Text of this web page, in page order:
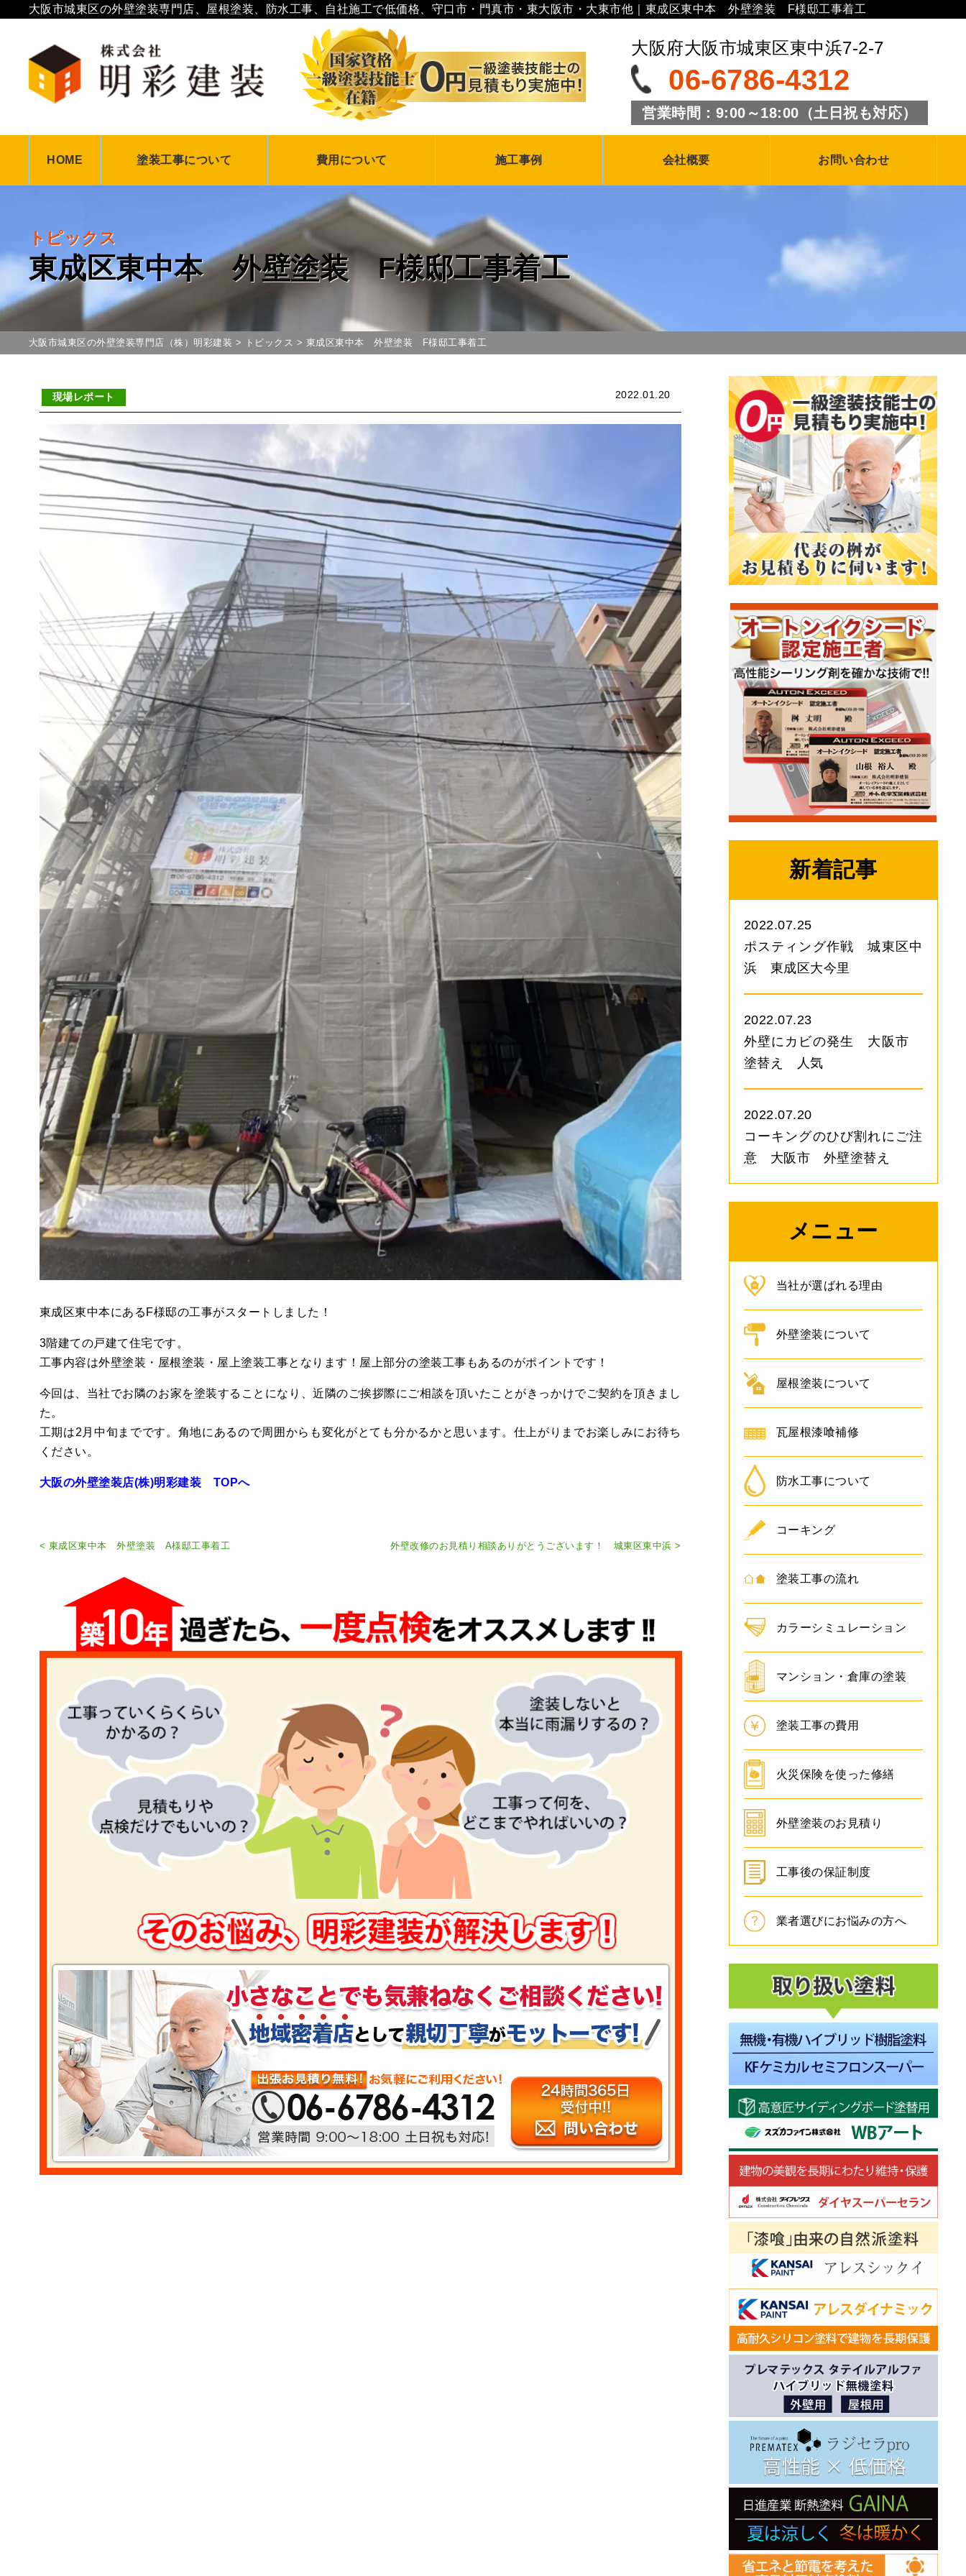
大阪市城東区の外壁塗装専門店、屋根塗装、防水工事、自社施工で低価格、守口市・門真市・東大阪市・大東市他｜東成区東中本 外壁塗装 F様邸工事着工
大阪府大阪市城東区東中浜7-2-7
06-6786-4312
営業時間：9:00～18:00（土日祝も対応）
HOME 塗装工事について 費用について
火災保険を使った修繕
外壁塗装の相場
工事後の保証制度
業者選びでお悩みの方へ
外壁塗装の０円見積り
施工事例 会社概要 お問い合わせ
トピックス
東成区東中本 外壁塗装 F様邸工事着工
大阪市城東区の外壁塗装専門店（株）明彩建装 > トピックス > 東成区東中本 外壁塗装 F様邸工事着工
2022.01.20
現場レポート
東成区東中本にあるF様邸の工事がスタートしました！
3階建ての戸建て住宅です。
工事内容は外壁塗装・屋根塗装・屋上塗装工事となります！屋上部分の塗装工事もあるのがポイントです！
今回は、当社でお隣のお家を塗装することになり、近隣のご挨拶際にご相談を頂いたことがきっかけでご契約を頂きまし
た。
工期は2月中旬までです。角地にあるので周囲からも変化がとても分かるかと思います。仕上がりまでお楽しみにお待ち
ください。
大阪の外壁塗装店(株)明彩建装 TOPへ
< 東成区東中本 外壁塗装 A様邸工事着工 外壁改修のお見積り相談ありがとうございます！ 城東区東中浜 >
新着記事
2022.07.25
ポスティング作戦 城東区中
浜 東成区大今里
2022.07.23
外壁にカビの発生 大阪市
塗替え 人気
2022.07.20
コーキングのひび割れにご注
意 大阪市 外壁塗替え
メニュー
当社が選ばれる理由
外壁塗装について
屋根塗装について
瓦屋根漆喰補修
防水工事について
コーキング
塗装工事の流れ
カラーシミュレーション
マンション・倉庫の塗装
塗装工事の費用
火災保険を使った修繕
外壁塗装のお見積り
工事後の保証制度
業者選びにお悩みの方へ